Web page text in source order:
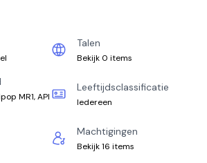
Talen
Bekijk 0 items
MR1, API
Leeftijdsclassificatie
Iedereen
Machtigingen
Bekijk 16 items